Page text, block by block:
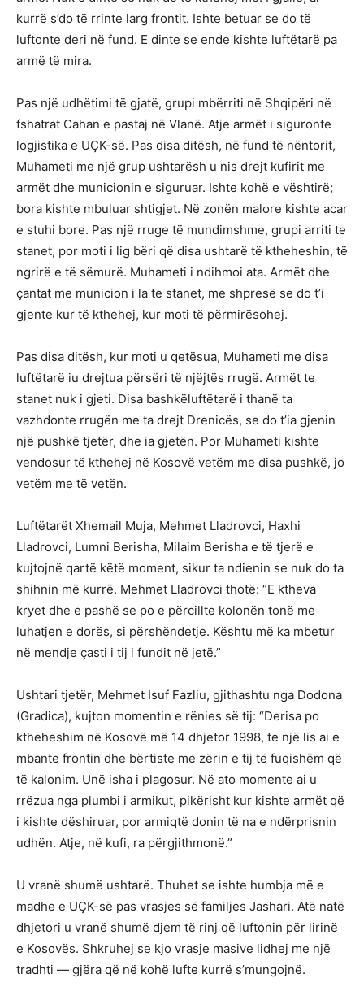
kurrë s’do të rrinte larg frontit. Ishte betuar se do të
luftonte deri në fund. E dinte se ende kishte luftëtarë pa
armë të mira.
Pas një udhëtimi të gjatë, grupi mbërriti në Shqipëri në
fshatrat Cahan e pastaj në Vlanë. Atje armët i siguronte
logjistika e UÇK-së. Pas disa ditësh, në fund të nëntorit,
Muhameti me një grup ushtarësh u nis drejt kufirit me
armët dhe municionin e siguruar. Ishte kohë e vështirë;
bora kishte mbuluar shtigjet. Në zonën malore kishte acar
e stuhi bore. Pas një rruge të mundimshme, grupi arriti te
stanet, por moti i lig bëri që disa ushtarë të ktheheshin, të
ngrirë e të sëmurë. Muhameti i ndihmoi ata. Armët dhe
çantat me municion i la te stanet, me shpresë se do t’i
gjente kur të kthehej, kur moti të përmirësohej.
Pas disa ditësh, kur moti u qetësua, Muhameti me disa
luftëtarë iu drejtua përsëri të njëjtës rrugë. Armët te
stanet nuk i gjeti. Disa bashkëluftëtarë i thanë ta
vazhdonte rrugën me ta drejt Drenicës, se do t’ia gjenin
një pushkë tjetër, dhe ia gjetën. Por Muhameti kishte
vendosur të kthehej në Kosovë vetëm me disa pushkë, jo
vetëm me të vetën.
Luftëtarët Xhemail Muja, Mehmet Lladrovci, Haxhi
Lladrovci, Lumni Berisha, Milaim Berisha e të tjerë e
kujtojnë qartë këtë moment, sikur ta ndienin se nuk do ta
shihnin më kurrë. Mehmet Lladrovci thotë: “E ktheva
kryet dhe e pashë se po e përcillte kolonën tonë me
luhatjen e dorës, si përshëndetje. Kështu më ka mbetur
në mendje çasti i tij i fundit në jetë.”
Ushtari tjetër, Mehmet Isuf Fazliu, gjithashtu nga Dodona
(Gradica), kujton momentin e rënies së tij: “Derisa po
ktheheshim në Kosovë më 14 dhjetor 1998, te një lis ai e
mbante frontin dhe bërtiste me zërin e tij të fuqishëm që
të kalonim. Unë isha i plagosur. Në ato momente ai u
rrëzua nga plumbi i armikut, pikërisht kur kishte armët që
i kishte dëshiruar, por armiqtë donin të na e ndërprisnin
udhën. Atje, në kufi, ra përgjithmonë.”
U vranë shumë ushtarë. Thuhet se ishte humbja më e
madhe e UÇK-së pas vrasjes së familjes Jashari. Atë natë
dhjetori u vranë shumë djem të rinj që luftonin për lirinë
e Kosovës. Shkruhej se kjo vrasje masive lidhej me një
tradhti — gjëra që në kohë lufte kurrë s’mungojnë.